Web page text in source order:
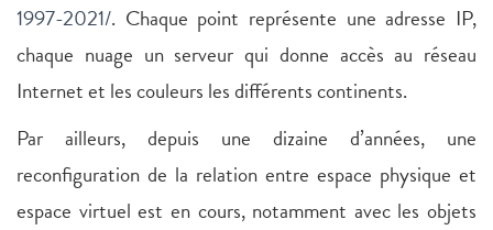
1997-2021/. Chaque point représente une adresse IP,
chaque nuage un serveur qui donne accès au réseau
Internet et les couleurs les différents continents.
Par ailleurs, depuis une dizaine d’années, une
reconfiguration de la relation entre espace physique et
espace virtuel est en cours, notamment avec les objets